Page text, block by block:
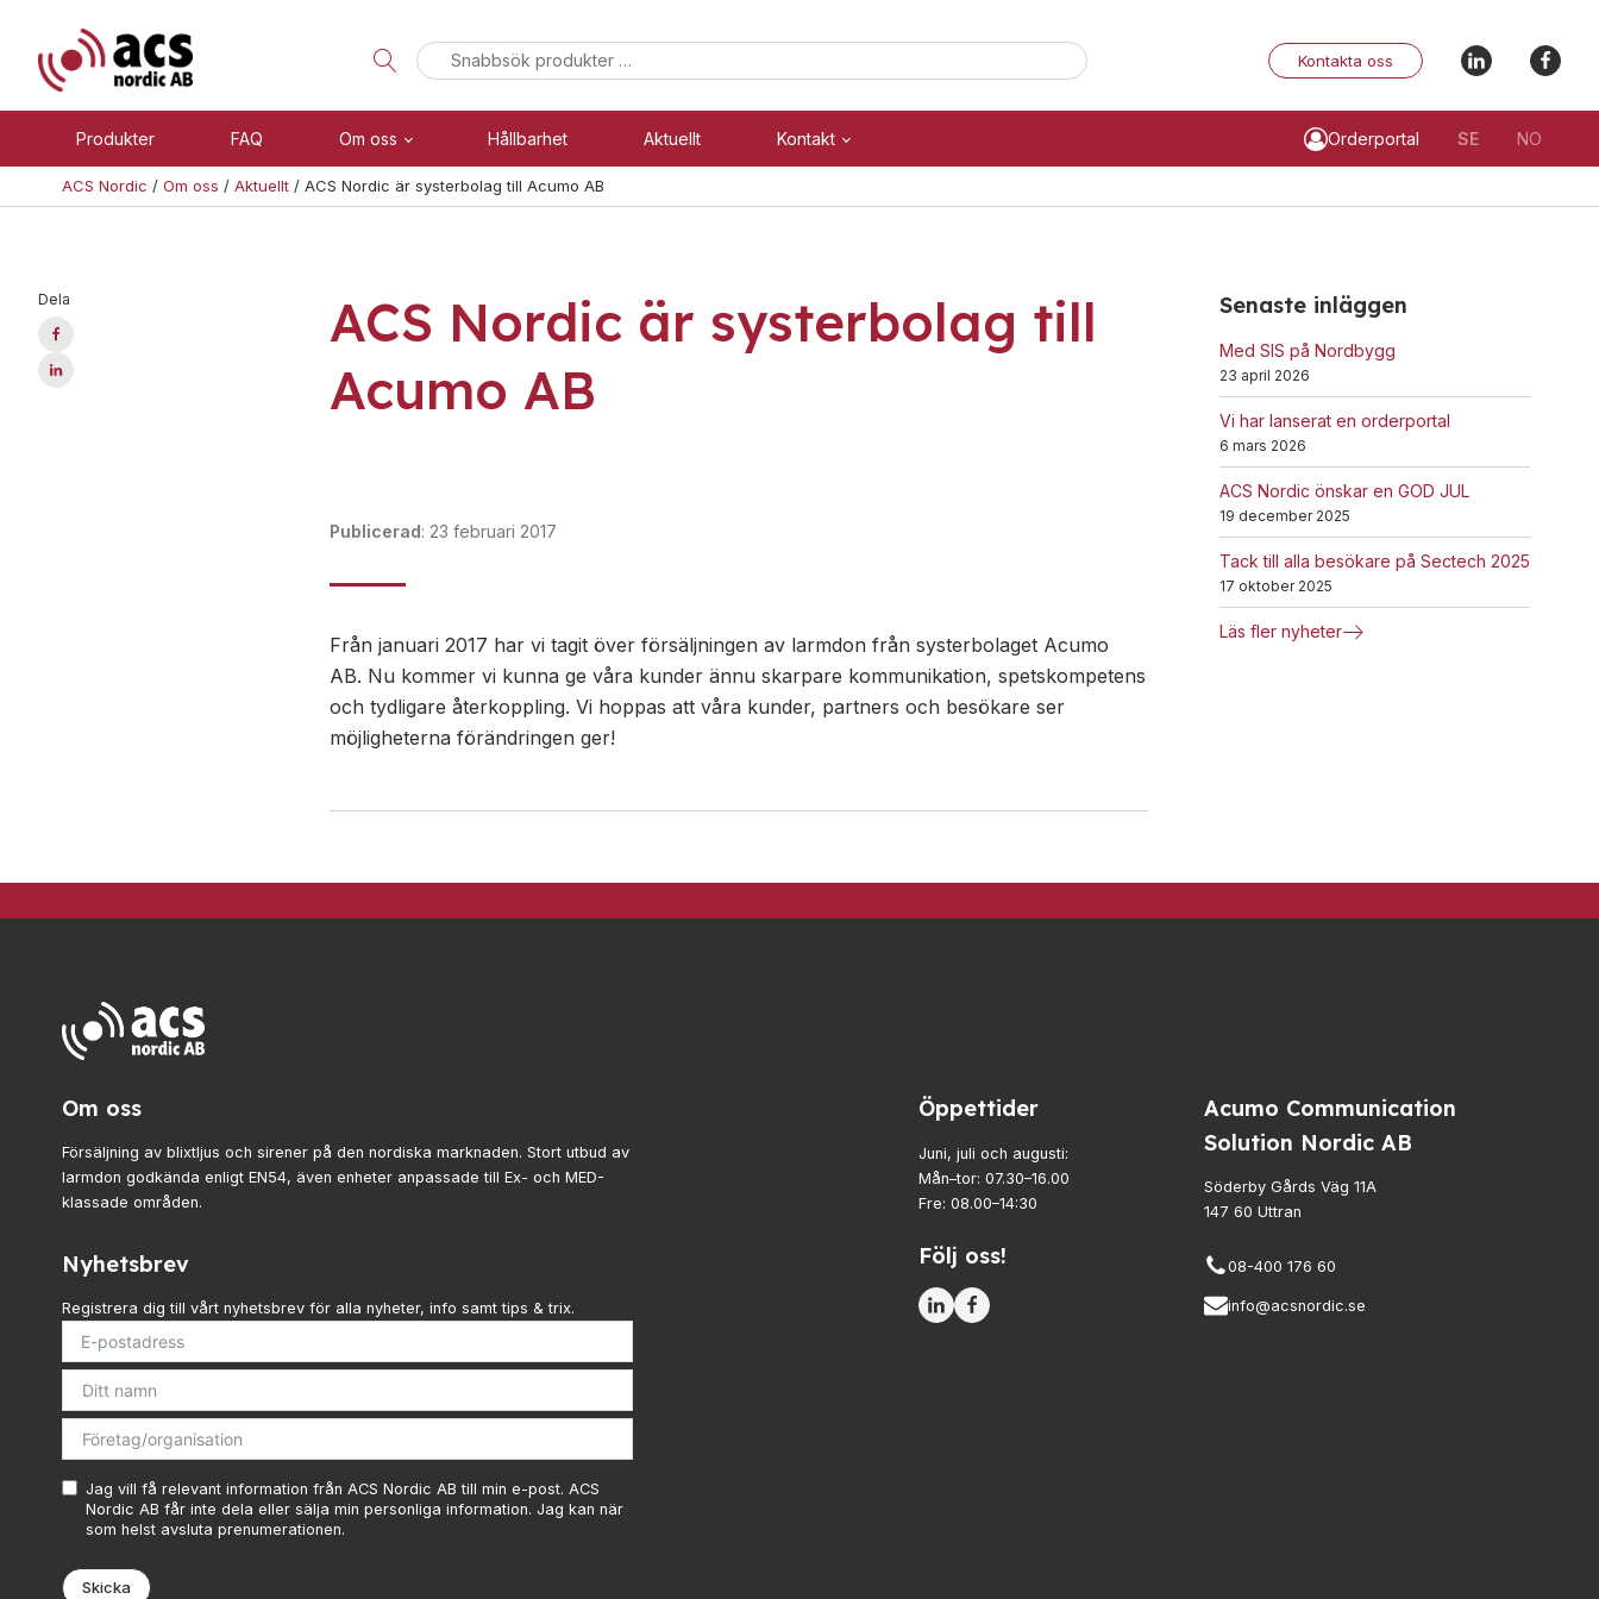
Sök
efter:
När automatisk komplettering av resultat är tillgängliga
Kontakta oss
Produkter FAQ Om oss Hållbarhet Aktuellt Kontakt Orderportal SE NO
Se alla kategorier
Blixtljus
Sirener
Kombinerade enheter
Larmsystem
Blixtljus
Sirener
Kombinerade enheter
Larmsystem
Blixtljus
Sirener
Kombinerade enheter
Tillbehör
MED-klassade
Strömförsörjning
ACS Nordic / Om oss / Aktuellt / ACS Nordic är systerbolag till Acumo AB
Dela
ACS Nordic är systerbolag till
Acumo AB
Publicerad: 23 februari 2017
Från januari 2017 har vi tagit över försäljningen av larmdon från systerbolaget Acumo
AB. Nu kommer vi kunna ge våra kunder ännu skarpare kommunikation, spetskompetens
och tydligare återkoppling. Vi hoppas att våra kunder, partners och besökare ser
möjligheterna förändringen ger!
Senaste inläggen
Med SIS på Nordbygg
23 april 2026
Vi har lanserat en orderportal
6 mars 2026
ACS Nordic önskar en GOD JUL
19 december 2025
Tack till alla besökare på Sectech 2025
17 oktober 2025
Läs fler nyheter
Om oss
Försäljning av blixtljus och sirener på den nordiska marknaden. Stort utbud av
larmdon godkända enligt EN54, även enheter anpassade till Ex- och MED-
klassade områden.
Nyhetsbrev
Registrera dig till vårt nyhetsbrev för alla nyheter, info samt tips & trix.
Jag vill få relevant information från ACS Nordic AB till min e-post. ACS
Nordic AB får inte dela eller sälja min personliga information. Jag kan när
som helst avsluta prenumerationen.
Skicka
Öppettider
Juni, juli och augusti:
Mån–tor: 07.30–16.00
Fre: 08.00–14:30
Följ oss!
Acumo Communication
Solution Nordic AB
Söderby Gårds Väg 11A
147 60 Uttran
08-400 176 60
info@acsnordic.se